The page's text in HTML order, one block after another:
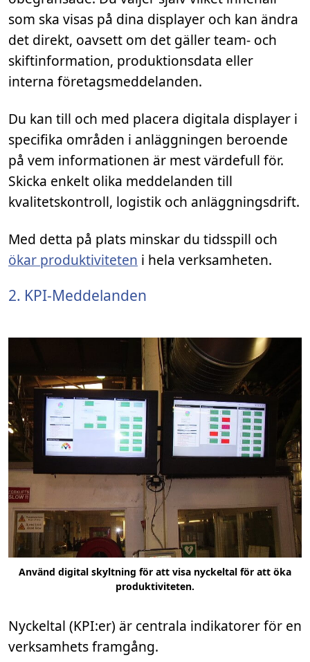
som ska visas på dina displayer och kan ändra
det direkt, oavsett om det gäller team- och
skiftinformation, produktionsdata eller
interna företagsmeddelanden.
Du kan till och med placera digitala displayer i
specifika områden i anläggningen beroende
på vem informationen är mest värdefull för.
Skicka enkelt olika meddelanden till
kvalitetskontroll, logistik och anläggningsdrift.
Med detta på plats minskar du tidsspill och
ökar produktiviteten i hela verksamheten.
2. KPI-Meddelanden
Använd digital skyltning för att visa nyckeltal för att öka
produktiviteten.
Nyckeltal (KPI:er) är centrala indikatorer för en
verksamhets framgång.